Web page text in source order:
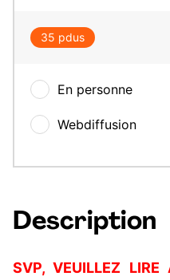
35 pdus
En personne
Webdiffusion
Description
SVP, VEUILLEZ LIRE